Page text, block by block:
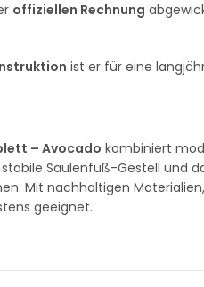
offiziellen Rechnung
ist er für eine
– Avocado kombiniert
Säulenfuß-Gestell und
Mit nachhaltigen
geeignet.